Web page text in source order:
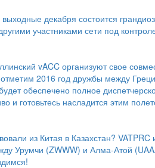
декабря состоится
участниками сети под
vACC организуют свое
2016 год дружбы между
обеспечено полное
и готовьтесь насладится этим
из Китая в Казахстан?
Урумчи (ZWWW) и Алма-Атой